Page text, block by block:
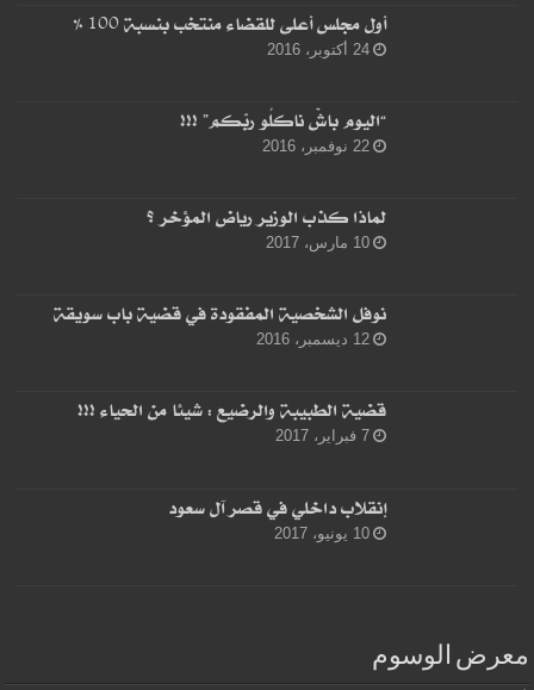
أول مجلس أعلى للقضاء منتخب بنسبة 100 %
24 أكتوبر، 2016
“اليوم باشْ ناكلُو ربّكم” !!!
22 نوفمبر، 2016
لماذا كذب الوزير رياض المؤخر ؟
10 مارس، 2017
نوفل الشخصية المفقودة في قضية باب سويقة
12 ديسمبر، 2016
قضية الطبيبة والرضيع : شيئا من الحياء !!!
7 فبراير، 2017
إنقلاب داخلي في قصر آل سعود
10 يونيو، 2017
معرض الوسوم